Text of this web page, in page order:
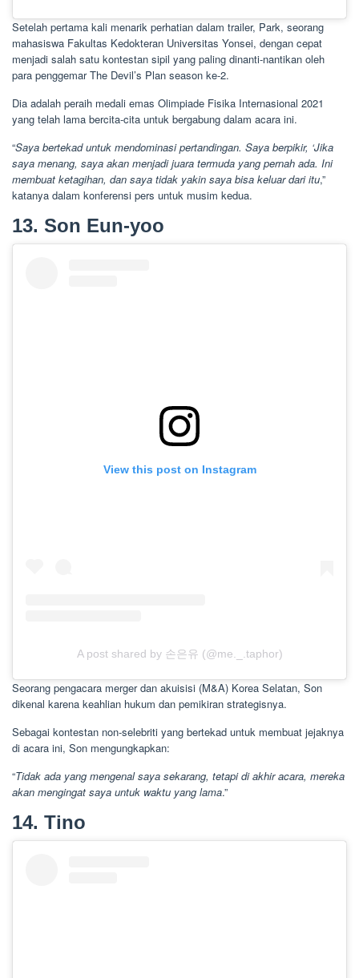
Setelah pertama kali menarik perhatian dalam trailer, Park, seorang
mahasiswa Fakultas Kedokteran Universitas Yonsei, dengan cepat
menjadi salah satu kontestan sipil yang paling dinanti-nantikan oleh
para penggemar The Devil’s Plan season ke-2.
Dia adalah peraih medali emas Olimpiade Fisika Internasional 2021
yang telah lama bercita-cita untuk bergabung dalam acara ini.
“Saya bertekad untuk mendominasi pertandingan. Saya berpikir, ‘Jika
saya menang, saya akan menjadi juara termuda yang pernah ada. Ini
membuat ketagihan, dan saya tidak yakin saya bisa keluar dari itu,”
katanya dalam konferensi pers untuk musim kedua.
13. Son Eun-yoo
View this post on Instagram
A post shared by 손은유 (@me._.taphor)
Seorang pengacara merger dan akuisisi (M&A) Korea Selatan, Son
dikenal karena keahlian hukum dan pemikiran strategisnya.
Sebagai kontestan non-selebriti yang bertekad untuk membuat jejaknya
di acara ini, Son mengungkapkan:
“Tidak ada yang mengenal saya sekarang, tetapi di akhir acara, mereka
akan mengingat saya untuk waktu yang lama.”
14. Tino